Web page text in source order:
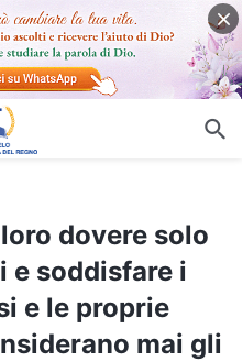
dovere solo
e soddisfare i
e le proprie
mai gli